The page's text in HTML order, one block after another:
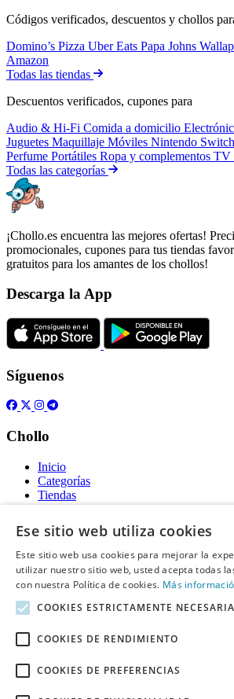
Códigos verificados, descuentos y chollos
Domino’s Pizza Uber Eats Papa Johns
Amazon
Todas las tiendas
Descuentos verificados, cupones para
Audio & Hi-Fi Comida a domicilio
Juguetes Maquillaje Móviles Nintendo Switch
Perfume Portátiles Ropa y complementos TV
Todas las categorías
¡Chollo.es encuentra las mejores ofertas!
promocionales, cupones para tus tiendas
gratuitos para los amantes de los chollos!
Descarga la App
Síguenos
Chollo
Inicio
Categorías
Tiendas
Gratis
Acerca de
Sobre nosotros
Contacto
Información legal
Declaración de cookies
Ese sitio web utiliza cookies
Este sitio web usa cookies para mejorar la
utilizar nuestro sitio web, usted acepta todas
con nuestra Política de cookies. Más
COOKIES ESTRICTAMENTE
COOKIES DE RENDIMIENTO
COOKIES DE PREFERENCIAS